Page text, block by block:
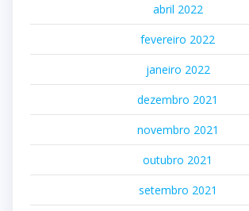
abril 2022
fevereiro 2022
janeiro 2022
dezembro 2021
novembro 2021
outubro 2021
setembro 2021